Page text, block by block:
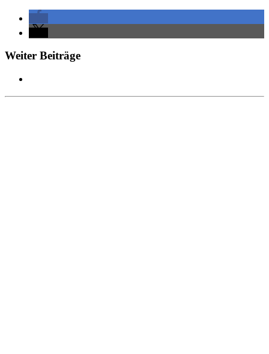
Weiter Beiträge